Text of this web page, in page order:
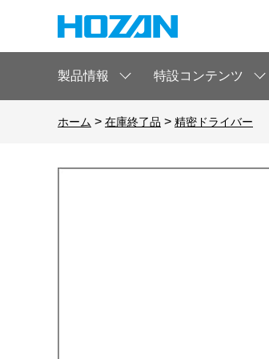
製品情報 特設コンテンツ
ホーム > 在庫終了品 > 精密ドライバー